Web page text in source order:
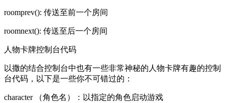
roomprev(): 传送至前一个房间
roomnext(): 传送至后一个房间
人物卡牌控制台代码
以撒的结合控制台中也有一些非常神秘的人物卡牌有趣的控制
台代码，以下是一些你不可错过的：
character （角色名）：以指定的角色启动游戏